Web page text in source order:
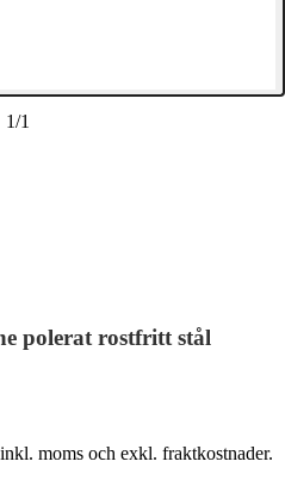
1/1
polerat rostfritt stål
moms och exkl. fraktkostnader.